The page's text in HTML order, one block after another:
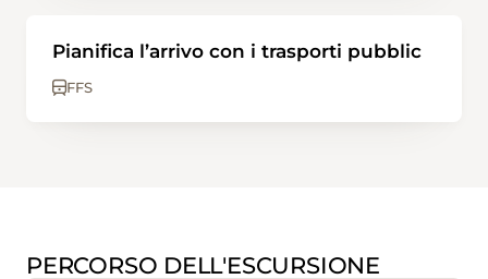
Pianifica l’arrivo con i trasporti pubblic
FFS
PERCORSO DELL'ESCURSIONE